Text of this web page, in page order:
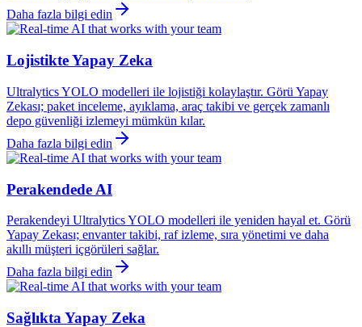
Daha fazla bilgi edin
Lojistikte Yapay Zeka
Ultralytics YOLO modelleri ile lojistiği kolaylaştır. Görü Yapay
Zekası; paket inceleme, ayıklama, araç takibi ve gerçek zamanlı
depo güvenliği izlemeyi mümkün kılar.
Daha fazla bilgi edin
Perakendede AI
Perakendeyi Ultralytics YOLO modelleri ile yeniden hayal et. Görü
Yapay Zekası; envanter takibi, raf izleme, sıra yönetimi ve daha
akıllı müşteri içgörüleri sağlar.
Daha fazla bilgi edin
Sağlıkta Yapay Zeka